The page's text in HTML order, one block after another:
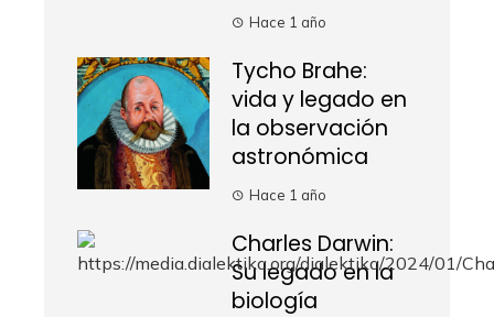
Hace 1 año
Tycho Brahe:
vida y legado en
la observación
astronómica
Hace 1 año
Charles Darwin:
Su legado en la
biología